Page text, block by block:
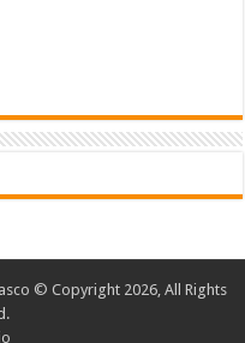
© Copyright 2026, All Rights